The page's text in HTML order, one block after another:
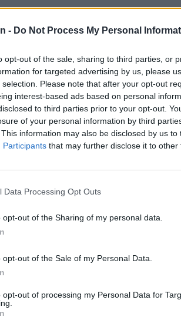
- Do Not Process My Personal
opt-out of the sale, sharing to third parties, or
for targeted advertising by us, please
Please note that after your opt-out
interest-based ads based on personal
to third parties prior to your opt-out.
of your personal information by third
information may also be disclosed by us
Participants that may further disclose it to other
Data Processing Opt Outs
opt-out of the Sharing of my personal data.
opt-out of the Sale of my Personal Data.
opt-out of processing my Personal Data for
E-mail-cím
Jelszó
Elfelejtette a jelszavát?
BEJELENTKEZÉS